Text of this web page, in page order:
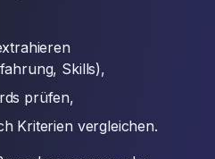
Skills),
prüfen,
Kriterien vergleichen.